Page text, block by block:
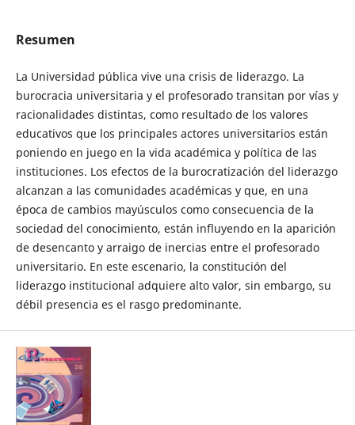
Resumen
La Universidad pública vive una crisis de liderazgo. La
burocracia universitaria y el profesorado transitan por vías y
racionalidades distintas, como resultado de los valores
educativos que los principales actores universitarios están
poniendo en juego en la vida académica y política de las
instituciones. Los efectos de la burocratización del liderazgo
alcanzan a las comunidades académicas y que, en una
época de cambios mayúsculos como consecuencia de la
sociedad del conocimiento, están influyendo en la aparición
de desencanto y arraigo de inercias entre el profesorado
universitario. En este escenario, la constitución del
liderazgo institucional adquiere alto valor, sin embargo, su
débil presencia es el rasgo predominante.